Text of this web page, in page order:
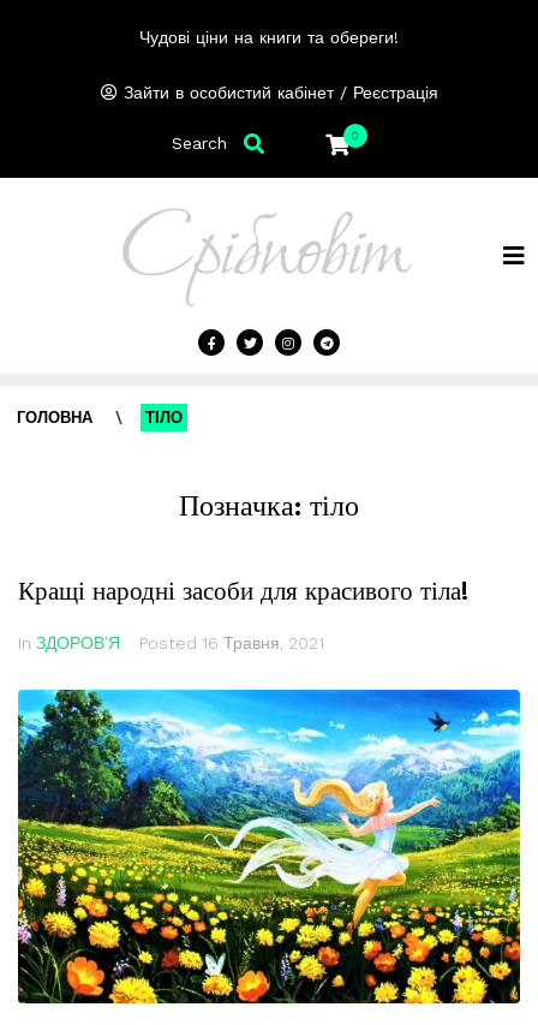
Чудові ціни на книги та обереги!
Зайти в особистий кабінет / Реєстрація
0
Search
ГОЛОВНА \ ТІЛО
Позначка: тіло
Кращі народні засоби для красивого тіла!
In ЗДОРОВ'Я Posted 16 Травня, 2021